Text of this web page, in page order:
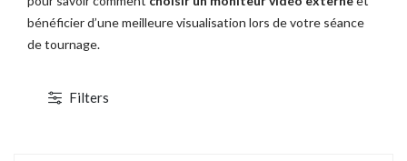
bénéficier d’une meilleure visualisation lors de votre séance
de tournage.
Filters